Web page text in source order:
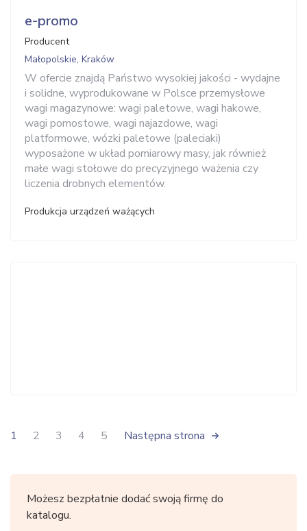
e-promo
Producent
Małopolskie, Kraków
W ofercie znajdą Państwo wysokiej jakości - wydajne
i solidne, wyprodukowane w Polsce przemysłowe
wagi magazynowe: wagi paletowe, wagi hakowe,
wagi pomostowe, wagi najazdowe, wagi
platformowe, wózki paletowe (paleciaki)
wyposażone w układ pomiarowy masy, jak również
małe wagi stołowe do precyzyjnego ważenia czy
liczenia drobnych elementów.
Produkcja urządzeń ważących
1 2 3 4 5 Następna strona
Możesz bezpłatnie dodać swoją firmę do
katalogu.